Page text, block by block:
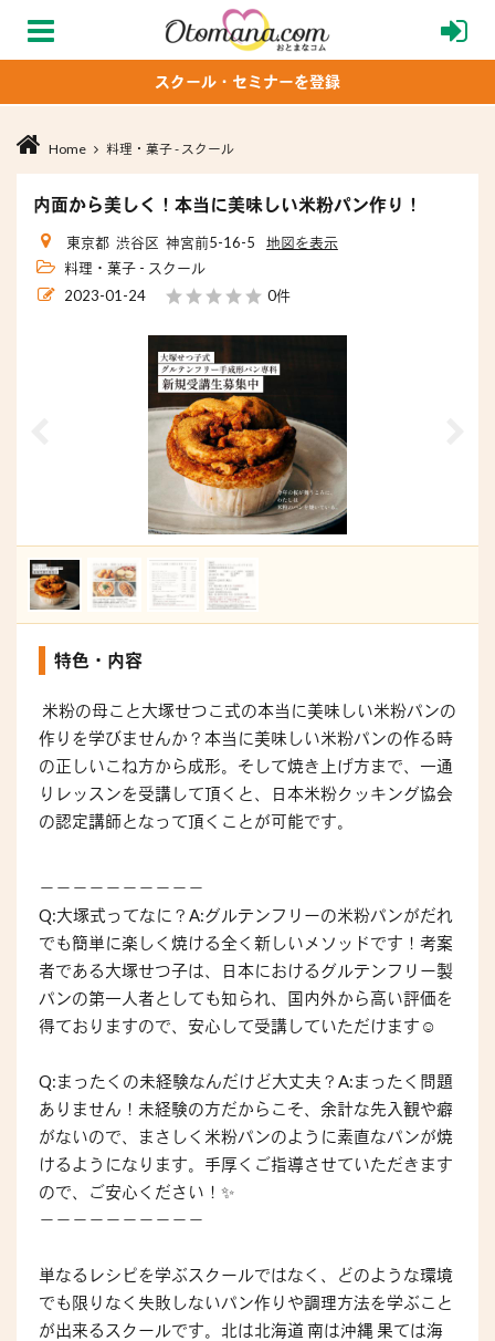
スクール・セミナーを登録
Home 料理・菓子 - スクール
内面から美しく！本当に美味しい米粉パン作り！
東京都 渋谷区 神宮前5-16-5
地図を表示
料理・菓子 - スクール
2023-01-24
0件
特色・内容
米粉の母こと大塚せつこ式の本当に美味しい米粉パンの
作りを学びませんか？本当に美味しい米粉パンの作る時
の正しいこね方から成形。そして焼き上げ方まで、一通
りレッスンを受講して頂くと、日本米粉クッキング協会
の認定講師となって頂くことが可能です。
－－－－－－－－－－
Q:大塚式ってなに？A:グルテンフリーの米粉パンがだれ
でも簡単に楽しく焼ける全く新しいメソッドです！考案
者である大塚せつ子は、日本におけるグルテンフリー製
パンの第一人者としても知られ、国内外から高い評価を
得ておりますので、安心して受講していただけます☺️
Q:まったくの未経験なんだけど大丈夫？A:まったく問題
ありません！未経験の方だからこそ、余計な先入観や癖
がないので、まさしく米粉パンのように素直なパンが焼
けるようになります。手厚くご指導させていただきます
ので、ご安心ください！✨
－－－－－－－－－－
単なるレシピを学ぶスクールではなく、どのような環境
でも限りなく失敗しないパン作りや調理方法を学ぶこと
が出来るスクールです。北は北海道 南は沖縄 果ては海